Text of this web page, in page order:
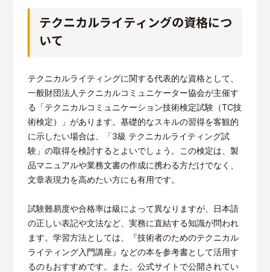
テクニカルライティングの資格につ
いて
テクニカルライティングに関する代表的な資格として、
一般財団法人テクニカルコミュニケーター協会が主催す
る「テクニカルコミュニケーション技術検定試験（TC技
術検定）」があります。基礎的なスキルの習得を客観的
に示したい場合は、「3級 テクニカルライティング試
験」の取得を検討するとよいでしょう。この検定は、製
品マニュアルや業務文書の作成に携わる方だけでなく、
文章表現力を高めたい方にも有用です。
試験難易度や合格率は級によって異なりますが、日本語
の正しい表記や文法など、実務に直結する知識が問われ
ます。学習方法としては、『技術者のためのテクニカル
ライティング入門講座』などの本を参考書として活用す
るのもおすすめです。また、公式サイトで公開されてい